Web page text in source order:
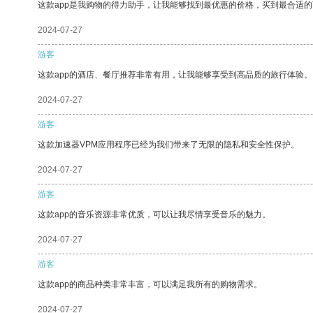
这款app是我购物的得力助手，让我能够找到最优惠的价格，买到最合适
2024-07-27
游客
这款app的酒店、餐厅推荐非常有用，让我能够享受到高品质的旅行体验。
2024-07-27
游客
这款加速器VPM应用程序已经为我们带来了无限的隐私和安全性保护。
2024-07-27
游客
这款app的音乐资源非常优质，可以让我尽情享受音乐的魅力。
2024-07-27
游客
这款app的商品种类非常丰富，可以满足我所有的购物需求。
2024-07-27